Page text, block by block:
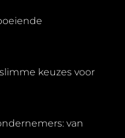
keuzes voor
van